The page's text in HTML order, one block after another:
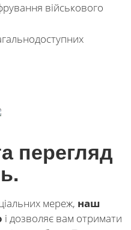
військового
перегляд
мереж, наш
і дозволяє вам отримати